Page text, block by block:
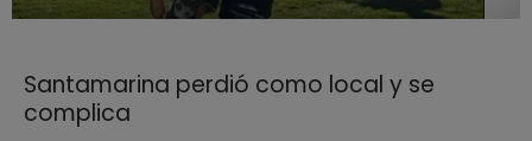
Santamarina perdió como local y se
complica